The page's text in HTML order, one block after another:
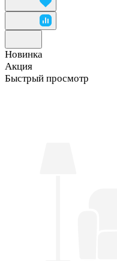
Новинка
Акция
Быстрый просмотр